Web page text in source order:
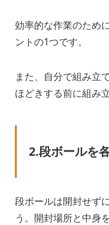
効率的な作業のため
ントの1つです。
また、自分で組み立
ほどきする前に組み
2.段ボールを
段ボールは開封せず
う。開封場所と中身